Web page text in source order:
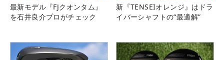
最新モデル『FJクオンタム』
を石井良介プロがチェック
新『TENSEIオレンジ』はドラ
イバーシャフトの“最適解”